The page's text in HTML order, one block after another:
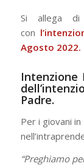
Si allega
con
Agosto 2022.
Intenzione
Padre.
Per i giovani
“Preghiamo